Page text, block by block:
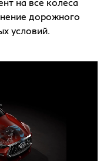
дорожного
условий.